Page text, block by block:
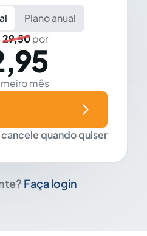
Plano anual
29,50por
mês
quando quiser
Faça login